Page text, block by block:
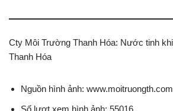
Cty Môi Trường Thanh Hóa: Nước tinh
Thanh Hóa
Nguồn hình ảnh: www.moitruongth.com